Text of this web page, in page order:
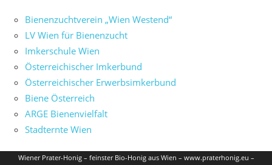
Bienenzuchtverein „Wien Westend“
LV Wien für Bienenzucht
Imkerschule Wien
Österreichischer Imkerbund
Österreichischer Erwerbsimkerbund
Biene Österreich
ARGE Bienenvielfalt
Stadternte Wien
Wiener Prater-Honig – feinster Bio-Honig aus Wien – www.praterhonig.eu –